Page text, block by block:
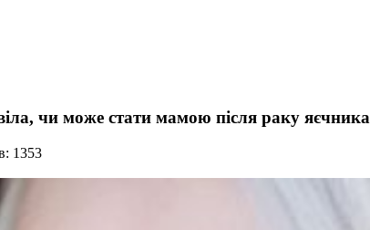
чи може стати мамою після раку яєчника
1353